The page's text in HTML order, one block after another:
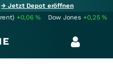
→ Jetzt Depot eröffnen
+0,06% Dow Jones +0,25%